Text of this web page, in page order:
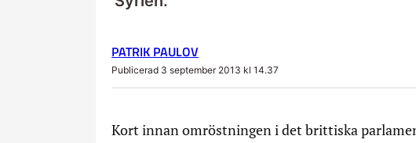
PATRIK PAULOV
Publicerad 3 september 2013 kl 14.37
Kort innan omröstningen i det brittiska